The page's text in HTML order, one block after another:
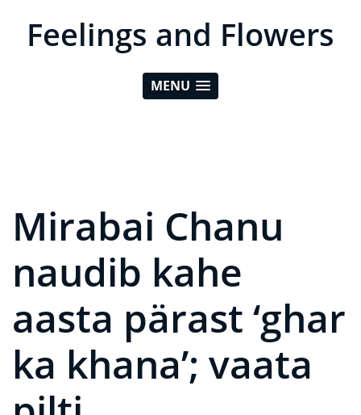
Feelings and Flowers
MENU
Mirabai Chanu
naudib kahe
aasta pärast ‘ghar
ka khana’; vaata